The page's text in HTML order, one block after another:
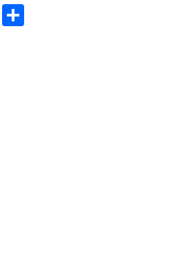
LinkedIn